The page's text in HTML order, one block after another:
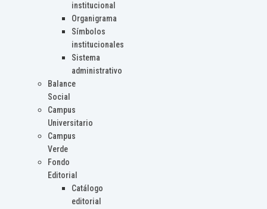
institucional
Organigrama
Símbolos
institucionales
Sistema
administrativo
Balance
Social
Campus
Universitario
Campus
Verde
Fondo
Editorial
Catálogo
editorial